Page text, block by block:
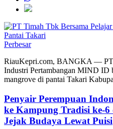
Perbesar
RiauKepri.com, BANGKA — PT
Industri Pertambangan MIND ID
mangrove di pantai Takari
Penyair Perempuan
ke Kampung Tradisi ke-
Jejak Budaya Lewat Puisi